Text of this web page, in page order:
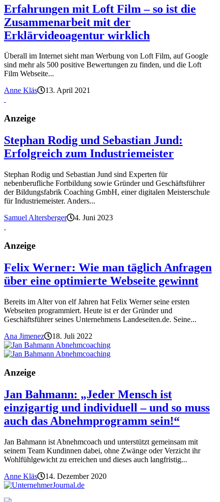
Erfahrungen mit Loft Film – so ist die
Zusammenarbeit mit der
Erklärvideoagentur wirklich
Überall im Internet sieht man Werbung von Loft Film, auf Google
sind mehr als 500 positive Bewertungen zu finden, und die Loft
Film Webseite...
Anne Kläs
13. April 2021
Anzeige
Stephan Rodig und Sebastian Jund:
Erfolgreich zum Industriemeister
Stephan Rodig und Sebastian Jund sind Experten für
nebenberufliche Fortbildung sowie Gründer und Geschäftsführer
der Bildungsfabrik Coaching GmbH, einer digitalen Meisterschule
für Industriemeister. Anders...
Samuel Altersberger
4. Juni 2023
Anzeige
Felix Werner: Wie man täglich Anfragen
über eine optimierte Webseite gewinnt
Bereits im Alter von elf Jahren hat Felix Werner seine ersten
Webseiten programmiert. Heute ist er der Gründer und
Geschäftsführer seines Unternehmens Landeseiten.de. Seine...
Ana Jimenez
18. Juli 2022
Anzeige
Jan Bahmann: „Jeder Mensch ist
einzigartig und individuell – und so muss
auch das Abnehmprogramm sein!“
Jan Bahmann ist Abnehmcoach und unterstützt gemeinsam mit
seinem Team Kundinnen dabei, ohne Zwänge oder Verzicht ihr
Wohlfühlgewicht zu erreichen und dieses auch langfristig...
Anne Kläs
14. Dezember 2020